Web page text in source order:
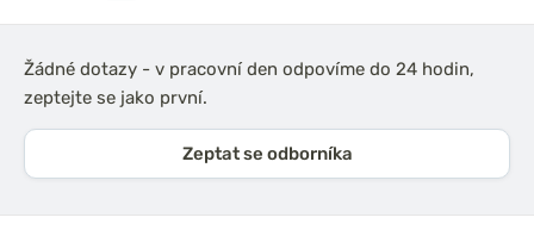
Žádné dotazy - v pracovní den odpovíme do 24 hodin,
zeptejte se jako první.
Zeptat se odborníka